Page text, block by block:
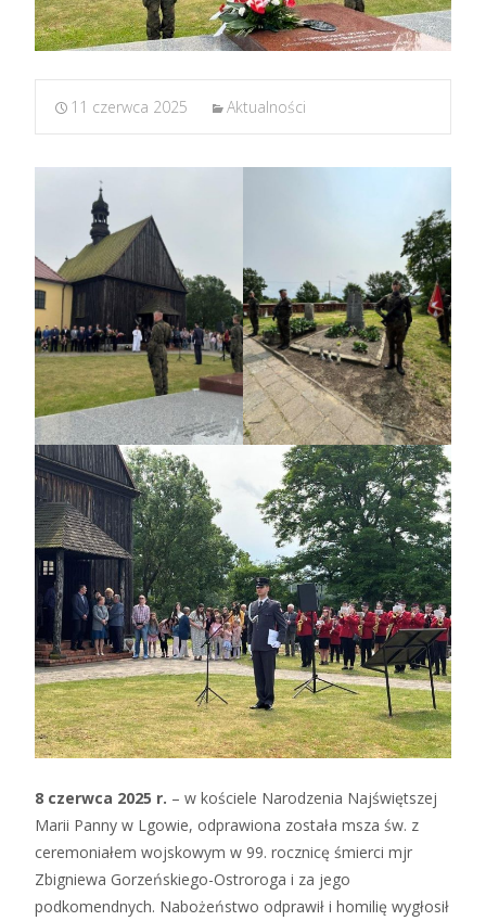
11 czerwca 2025 Aktualności
8 czerwca 2025 r. – w kościele Narodzenia Najświętszej
Marii Panny w Lgowie, odprawiona została msza św. z
ceremoniałem wojskowym w 99. rocznicę śmierci mjr
Zbigniewa Gorzeńskiego-Ostroroga i za jego
podkomendnych. Nabożeństwo odprawił i homilię wygłosił